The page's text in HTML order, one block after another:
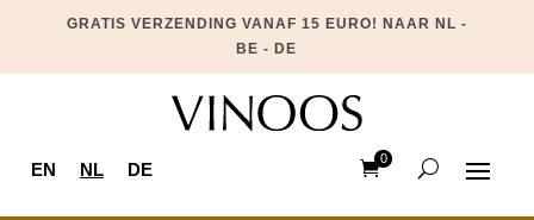
GRATIS VERZENDING VANAF 15 EURO! NAAR NL -
BE - DE
EN NL DE
0
Ite